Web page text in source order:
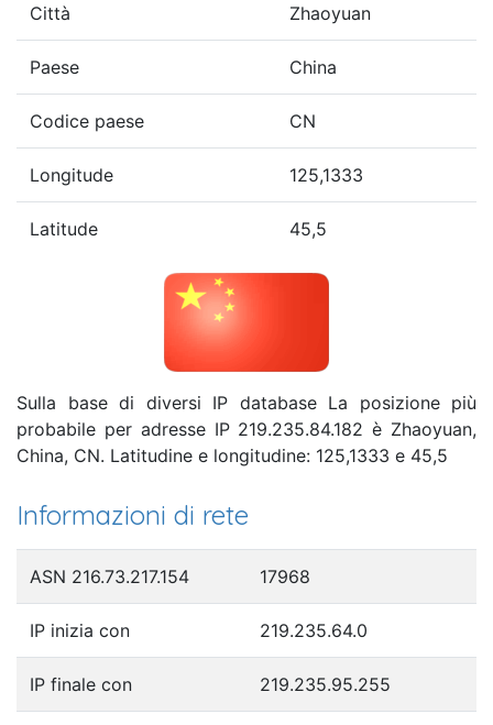
Città Zhaoyuan
Paese China
Codice paese CN
Longitude 125,1333
Latitude 45,5
Sulla base di diversi IP database La posizione più
probabile per adresse IP 219.235.84.182 è Zhaoyuan,
China, CN. Latitudine e longitudine: 125,1333 e 45,5
Informazioni di rete
ASN 216.73.217.154 17968
IP inizia con 219.235.64.0
IP finale con 219.235.95.255